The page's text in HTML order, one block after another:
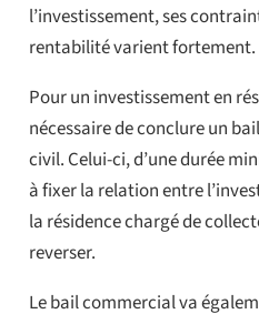
l’investissement, ses
rentabilité varient fortement.
Pour un investissement en
nécessaire de conclure un
civil. Celui-ci, d’une durée
à fixer la relation entre
la résidence chargé de
reverser.
Le bail commercial va